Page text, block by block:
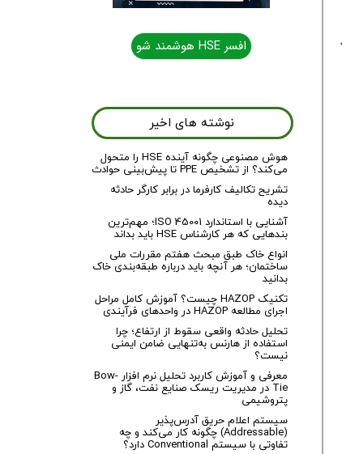
هوش مصنوعی چگونه آینده HSE را متحول
می‌کند؟ از تشخیص PPE تا پیش‌بینی حوادث
تشریح تکالیف کارفرما در برابر کارگر حادثه
دیده
آشنایی با استاندارد ISO 45001؛ مهم‌ترین
بندهایی که هر کارشناس HSE باید بداند
انواع خاک طبق مبحث هفتم مقررات ملی
ساختمان؛ هر آنچه باید درباره طبقه‌بندی خاک
بدانید
تکنیک HAZOP چیست؟ آموزش کامل مراحل
اجرای مطالعه HAZOP در واحدهای فرآیندی
تحلیل حادثه واقعی سقوط از ارتفاع؛ چرا
استفاده از هارنس به‌تنهایی ضامن ایمنی
نیست؟
معرفی و آموزش کاربرد تحلیل نرم افزار Bow-
Tie در مدیریت ریسک صنایع نفت، گاز و
پتروشیمی
سیستم اعلام حریق آدرس‌پذیر
(Addressable) چگونه کار می‌کند و چه
تفاوتی با سیستم Conventional دارد؟
نوشته های اخیر
افسر HSE هوشمند شو